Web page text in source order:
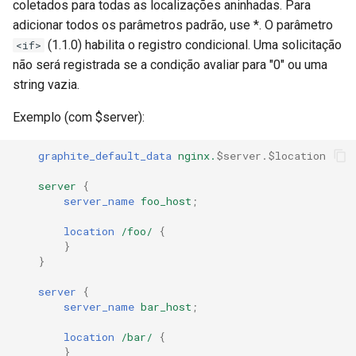
snappy
sniproxy
socket
coletados para todas as localizações aninhadas. Para
adicionar todos os parâmetros padrão, use *. O parâmetro
<if> (1.1.0) habilita o registro condicional. Uma solicitação
não será registrada se a condição avaliar para "0" ou uma
string vazia.
Exemplo (com $server):
graphite_default_data nginx. $server.$location
server
{
server_name foo_host ;
location /foo/
{
}
}
server
{
server_name bar_host ;
location /bar/
{
}